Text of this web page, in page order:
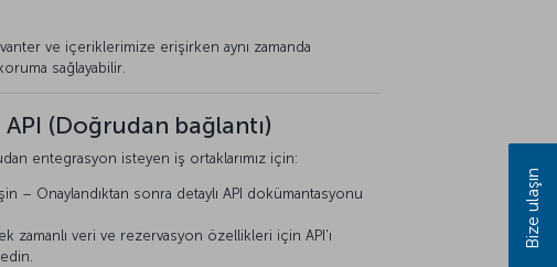
ve içeriklerimize erişirken aynı zamanda
sağlayabilir.
(Doğrudan bağlantı)
entegrasyon isteyen iş ortaklarımız için:
– Onaylandıktan sonra detaylı API dokümantasyonu
zamanlı veri ve rezervasyon özellikleri için API'ı
Bize ulaşın